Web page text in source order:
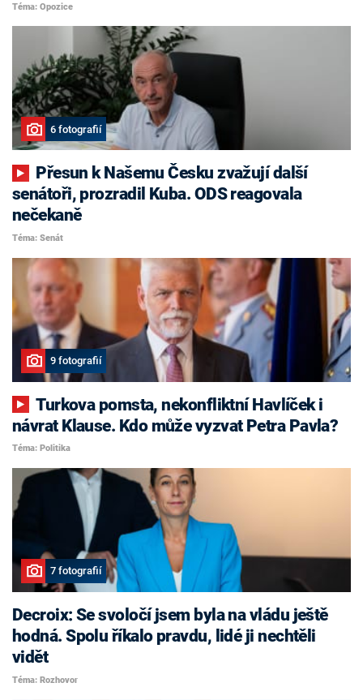
Téma: Opozice
6 fotografií
senátoři, prozradil Kuba. ODS reagovala
nečekaně
Téma: Senát
9 fotografií
Turkova pomsta, nekonfliktní Havlíček i
návrat Klause. Kdo může vyzvat Petra Pavla?
Téma: Politika
7 fotografií
Decroix: Se svoločí jsem byla na vládu ještě
hodná. Spolu říkalo pravdu, lidé ji nechtěli
vidět
Téma: Rozhovor